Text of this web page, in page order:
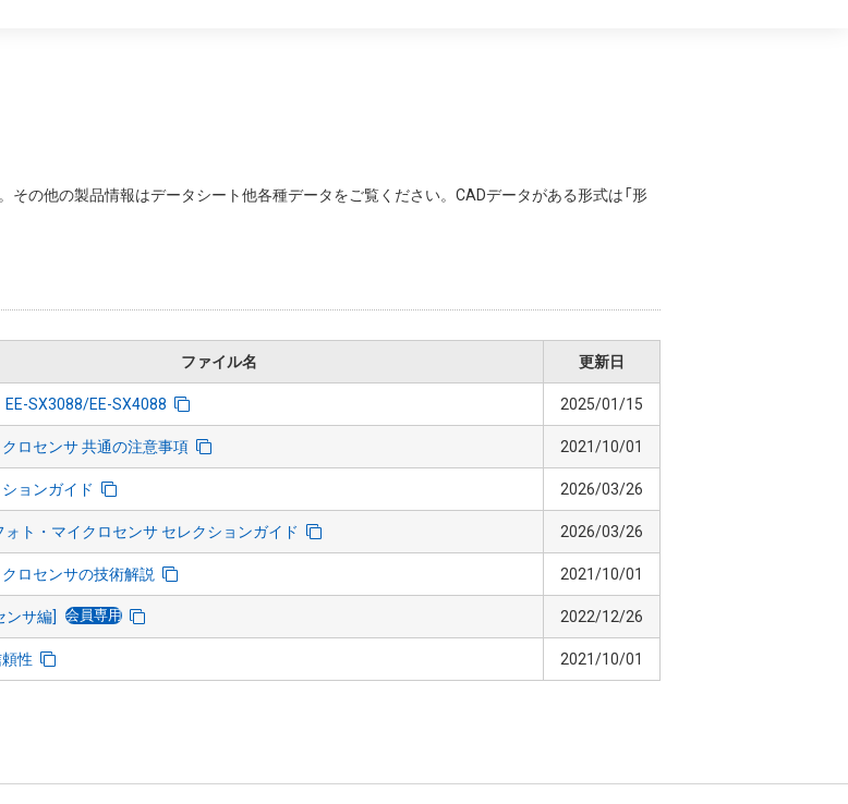
の他の製品情報はデータシート他各種データをご覧ください。CADデータがある形式は「形
ファイル名 更新日
EE-SX3088/EE-SX4088 2025/01/15
ロセンサ 共通の注意事項 2021/10/01
ョンガイド 2026/03/26
ォト・マイクロセンサ セレクションガイド 2026/03/26
ロセンサの技術解説 2021/10/01
ンサ編] 会員専用 2022/12/26
性 2021/10/01